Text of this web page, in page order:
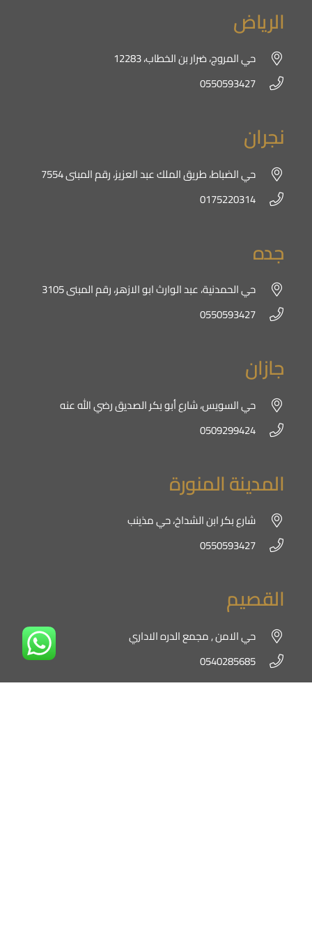
الرياض
حي المروج، ضرار بن الخطاب، 12283
0550593427
نجران
حي الضباط، طريق الملك عبد العزيز، رقم المبنى 7554
0175220314
جده
حي الحمدنية، عبد الوارث ابو الازهر، رقم المبنى 3105
0550593427
جازان
حي السويس، شارع أبو بكر الصديق رضي الله عنه
0509299424
المدينة المنورة
شارع بكر ابن الشداخ، حي مذينب
0550593427
القصيم
حي الامن , مجمع الدره الاداري
0540285685